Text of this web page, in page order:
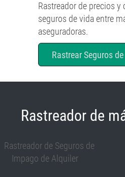
Rastreador de precios y
seguros de vida entre
aseguradoras.
Rastrear Seguros
Rastreador de